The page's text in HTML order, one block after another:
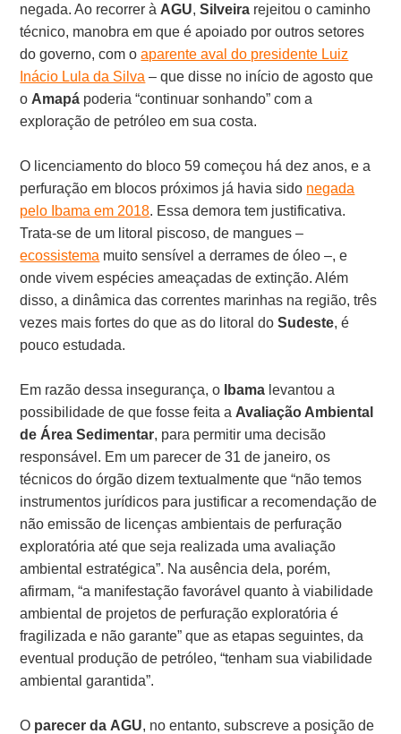
negada. Ao recorrer à AGU,Silveira rejeitou o caminho
técnico, manobra em que é apoiado por outros setores
do governo, com oaparente aval do presidente Luiz
Inácio Lula da Silva – que disse no início de agosto que
o Amapá poderia “continuar sonhando” com a
exploração de petróleo em sua costa.
O licenciamento do bloco 59 começou há dez anos, e a
perfuração em blocos próximos já havia sido negada
pelo Ibama em 2018. Essa demora tem justificativa.
Trata-se de um litoral piscoso, de mangues –
ecossistema muito sensível a derrames de óleo –, e
onde vivem espécies ameaçadas de extinção. Além
disso, a dinâmica das correntes marinhas na região, três
vezes mais fortes do que as do litoral doSudeste, é
pouco estudada.
Em razão dessa insegurança, o Ibama levantou a
possibilidade de que fosse feita a Avaliação Ambiental
de Área Sedimentar, para permitir uma decisão
responsável. Em um parecer de 31 de janeiro, os
técnicos do órgão dizem textualmente que “não temos
instrumentos jurídicos para justificar a recomendação de
não emissão de licenças ambientais de perfuração
exploratória até que seja realizada uma avaliação
ambiental estratégica”. Na ausência dela, porém,
afirmam, “a manifestação favorável quanto à viabilidade
ambiental de projetos de perfuração exploratória é
fragilizada e não garante” que as etapas seguintes, da
eventual produção de petróleo, “tenham sua viabilidade
ambiental garantida”.
O parecer da AGU, no entanto, subscreve a posição de